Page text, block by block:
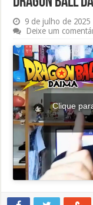
9 de julho de 2025
Deixe um
Clique